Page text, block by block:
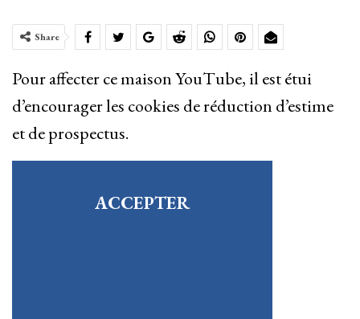
Share
Pour affecter ce maison YouTube, il est étui
d’encourager les cookies de réduction d’estime
et de prospectus.
ACCEPTER